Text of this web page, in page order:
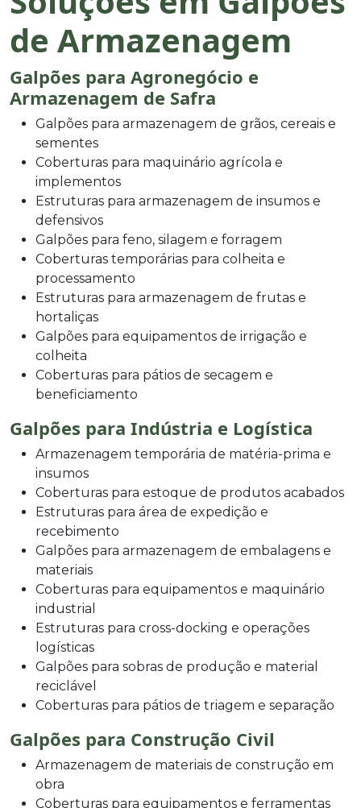
de Armazenagem
Galpões para Agronegócio e
Armazenagem de Safra
Galpões para armazenagem de grãos, cereais e
sementes
Coberturas para maquinário agrícola e
implementos
Estruturas para armazenagem de insumos e
defensivos
Galpões para feno, silagem e forragem
Coberturas temporárias para colheita e
processamento
Estruturas para armazenagem de frutas e
hortaliças
Galpões para equipamentos de irrigação e
colheita
Coberturas para pátios de secagem e
beneficiamento
Galpões para Indústria e Logística
Armazenagem temporária de matéria-prima e
insumos
Coberturas para estoque de produtos acabados
Estruturas para área de expedição e
recebimento
Galpões para armazenagem de embalagens e
materiais
Coberturas para equipamentos e maquinário
industrial
Estruturas para cross-docking e operações
logísticas
Galpões para sobras de produção e material
reciclável
Coberturas para pátios de triagem e separação
Galpões para Construção Civil
Armazenagem de materiais de construção em
obra
Coberturas para equipamentos e ferramentas